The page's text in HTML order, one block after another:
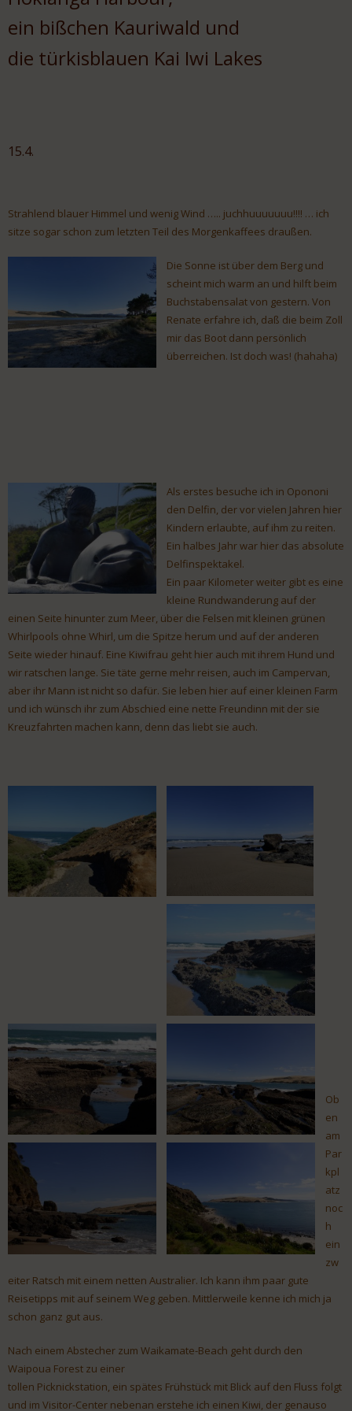
ein bißchen Kauriwald und
die türkisblauen Kai Iwi Lakes
15.4.
Strahlend blauer Himmel und wenig Wind ….. juchhuuuuuuu!!!! … ich
sitze sogar schon zum letzten Teil des Morgenkaffees draußen.
Die Sonne ist über dem Berg und
scheint mich warm an und hilft beim
Buchstabensalat von gestern. Von
Renate erfahre ich, daß die beim Zoll
mir das Boot dann persönlich
überreichen. Ist doch was! (hahaha)
Als erstes besuche ich in Opononi
den Delfin, der vor vielen Jahren hier
Kindern erlaubte, auf ihm zu reiten.
Ein halbes Jahr war hier das absolute
Delfinspektakel.
Ein paar Kilometer weiter gibt es eine
kleine Rundwanderung auf der
einen Seite hinunter zum Meer, über die Felsen mit kleinen grünen
Whirlpools ohne Whirl, um die Spitze herum und auf der anderen
Seite wieder hinauf. Eine Kiwifrau geht hier auch mit ihrem Hund und
wir ratschen lange. Sie täte gerne mehr reisen, auch im Campervan,
aber ihr Mann ist nicht so dafür. Sie leben hier auf einer kleinen Farm
und ich wünsch ihr zum Abschied eine nette Freundinn mit der sie
Kreuzfahrten machen kann, denn das liebt sie auch.
Ob
en
am
Par
kpl
atz
noc
h
ein
zw
eiter Ratsch mit einem netten Australier. Ich kann ihm paar gute
Reisetipps mit auf seinem Weg geben. Mittlerweile kenne ich mich ja
schon ganz gut aus.
Nach einem Abstecher zum Waikamate-Beach geht durch den
Waipoua Forest zu einer
tollen Picknickstation, ein spätes Frühstück mit Blick auf den Fluss folgt
und im Visitor-Center nebenan erstehe ich einen Kiwi, der genauso